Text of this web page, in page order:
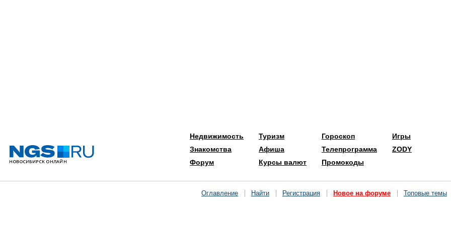
Недвижимость
Знакомства
Форум
Туризм
Афиша
Курсы валют
Гороскоп
Телепрограмма
Промокоды
Игры
ZODY
Оглавление Найти Регистрация Новое на форуме Топовые темы